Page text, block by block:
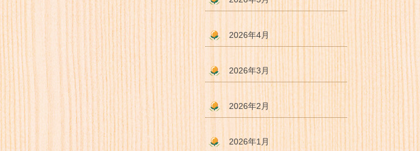
2026年4月
2026年3月
2026年2月
2026年1月